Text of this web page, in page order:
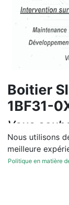
Boitier
1BF31-
Vous
réparation
diagnostic
Nous utilisons
meilleure
Politique en matière